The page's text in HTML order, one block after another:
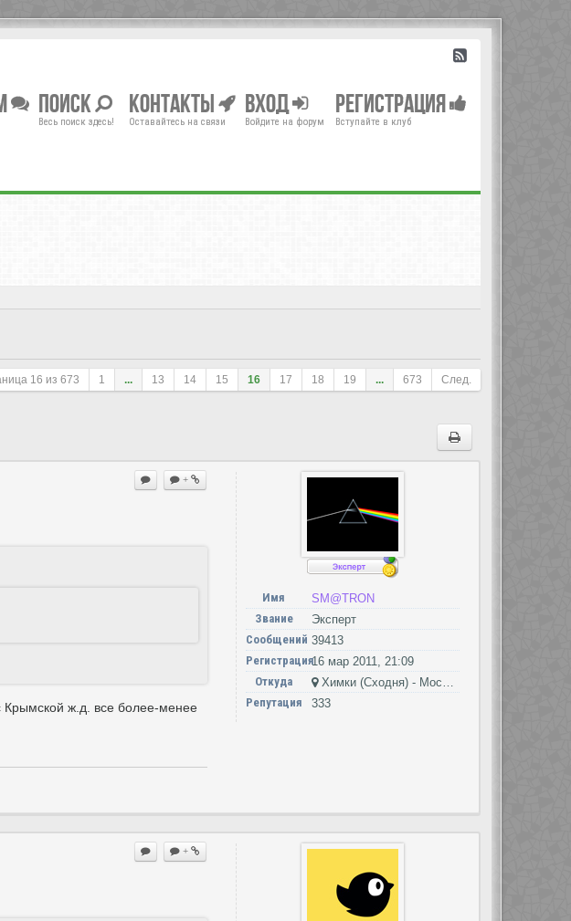
Поиск
Весь поиск здесь!
Контакты
Оставайтесь на связи
Вход
Войдите на форум
Регистрация
Вступайте в клуб
16 из 673 1 ... 13 14 15 16 17 18 19 ... 673 След.
+
ж.д. все более-менее
Имя
SM@TRON
Звание
Эксперт
Сообщений 39413
Регистрация16 мар 2011, 21:09
Откуда
Химки (Сходня) - Москва - Петушки
Репутация
333
+